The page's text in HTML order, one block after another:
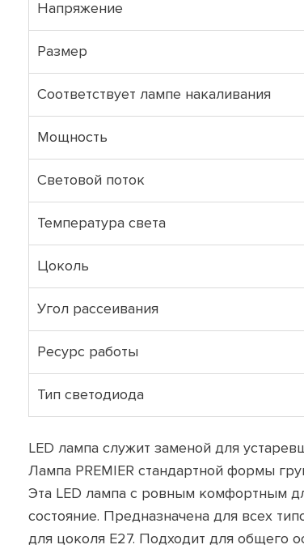
Напряжение
Размер
Соответствует лампе накаливания
Мощность
Световой поток
Температура света
Цоколь
Угол рассеивания
Ресурс работы
Тип светодиода
LED лампа служит заменой для
Лампа PREMIER стандартной формы
Эта LED лампа с ровным комфортным
состояние. Предназначена для всех
для цоколя Е27. Подходит для общего